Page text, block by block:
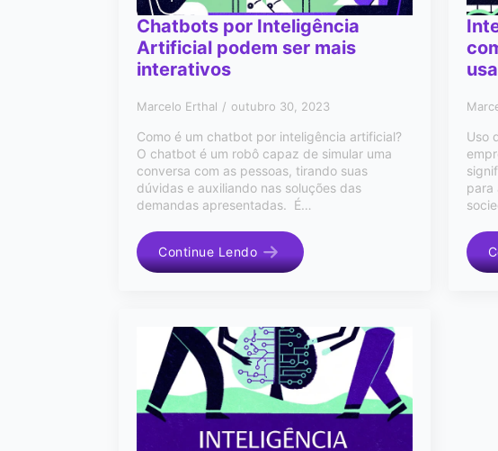
Chatbots por Inteligência
Artificial podem ser mais
interativos
Marcelo Erthal outubro 30, 2023
Como é um chatbot por inteligência artificial?
O chatbot é um robô capaz de simular uma
conversa com as pessoas, tirando suas
dúvidas e auxiliando nas soluções das
demandas apresentadas. É…
Continue Lendo
Uso
para